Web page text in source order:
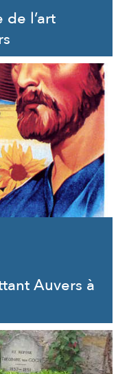
de l’art
Auvers à